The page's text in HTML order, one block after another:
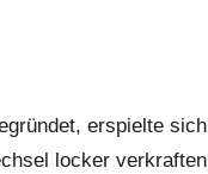
erspielte sich
locker verkraften